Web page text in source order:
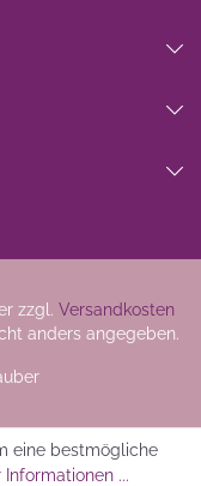
zzgl. Versandkosten
anders angegeben.
eine bestmögliche
Informationen ...